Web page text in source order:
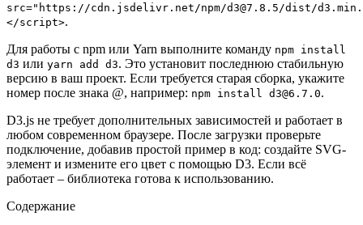
src="https://cdn.jsdelivr.net/npm/d3@7.8.5/dist/
</script>.
Для работы с npm или Yarn выполните команду npm install
d3 или yarn add d3. Это установит последнюю стабильную
версию в ваш проект. Если требуется старая сборка, укажите
номер после знака @, например: npm install d3@6.7.0.
D3.js не требует дополнительных зависимостей и работает в
любом современном браузере. После загрузки проверьте
подключение, добавив простой пример в код: создайте SVG-
элемент и измените его цвет с помощью D3. Если всё
работает – библиотека готова к использованию.
Содержание